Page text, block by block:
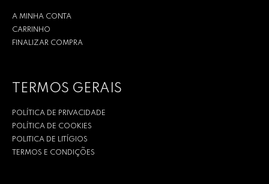
A MINHA CONTA
CARRINHO
FINALIZAR COMPRA
TERMOS GERAIS
POLÍTICA DE PRIVACIDADE
POLÍTICA DE COOKIES
POLITICA DE LITÍGIOS
TERMOS E CONDIÇÕES